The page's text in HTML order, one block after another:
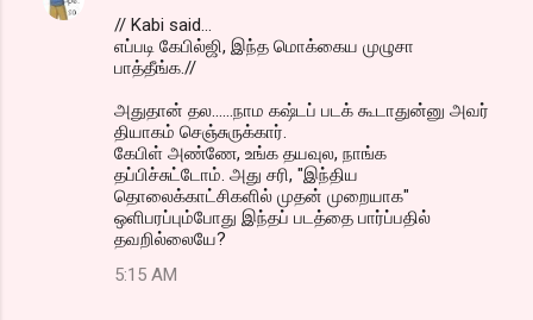
// Kabi said...
எப்படி கேபில்ஜி, இந்த மொக்கைய முழுசா
பாத்தீங்க.//
அதுதான் தல......நாம கஷ்டப் படக் கூடாதுன்னு அவர்
தியாகம் செஞ்சுருக்கார்.
கேபிள் அண்ணே, உங்க தயவுல, நாங்க
தப்பிச்சுட்டோம். அது சரி, "இந்திய
தொலைக்காட்சிகளில் முதன் முறையாக"
ஒளிபரப்பும்போது இந்தப் படத்தை பார்ப்பதில்
தவறில்லையே?
5:15 AM